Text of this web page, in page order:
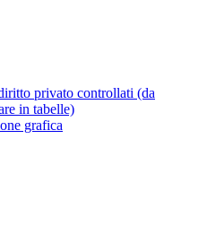
privato controllati (da
in tabelle)
grafica